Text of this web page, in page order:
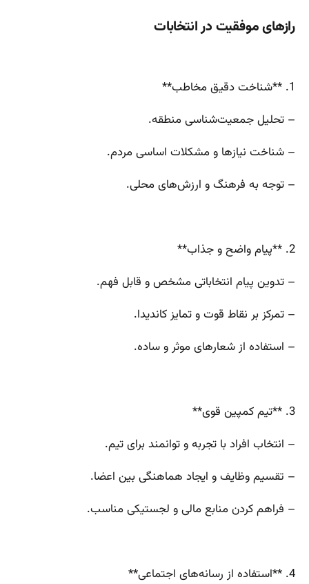
رازهای موفقیت در انتخابات
1. **شناخت دقیق مخاطب**
– تحلیل جمعیت‌شناسی منطقه.
– شناخت نیازها و مشکلات اساسی مردم.
– توجه به فرهنگ و ارزش‌های محلی.
2. **پیام واضح و جذاب**
– تدوین پیام انتخاباتی مشخص و قابل فهم.
– تمرکز بر نقاط قوت و تمایز کاندیدا.
– استفاده از شعارهای موثر و ساده.
3. **تیم کمپین قوی**
– انتخاب افراد با تجربه و توانمند برای تیم.
– تقسیم وظایف و ایجاد هماهنگی بین اعضا.
– فراهم کردن منابع مالی و لجستیکی مناسب.
4. **استفاده از رسانه‌های اجتماعی**